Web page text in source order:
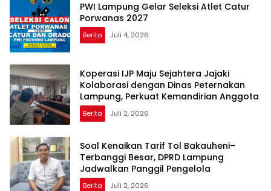
PWI Lampung Gelar Seleksi Atlet Catur
Porwanas 2027
Berita Juli 4, 2026
Koperasi IJP Maju Sejahtera Jajaki
Kolaborasi dengan Dinas Peternakan
Lampung, Perkuat Kemandirian Anggota
Berita Juli 2, 2026
Soal Kenaikan Tarif Tol Bakauheni–
Terbanggi Besar, DPRD Lampung
Jadwalkan Panggil Pengelola
Berita Juli 2, 2026